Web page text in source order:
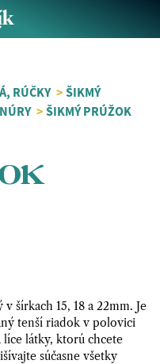
RÚČKY > ŠIKMÝ
> ŠIKMÝ PRÚŽOK
šírkach 15, 18 a 22mm. Je
tenší riadok v polovici
látky, ktorú chcete
súčasne všetky